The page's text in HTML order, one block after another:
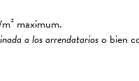
maximum.
a los arrendatarioso bien